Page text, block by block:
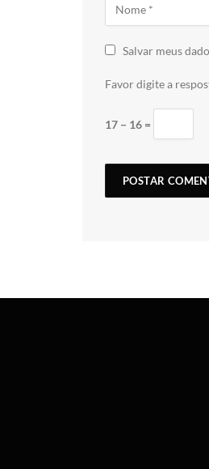
Salvar meus
Favor digite a
17 − 16 =